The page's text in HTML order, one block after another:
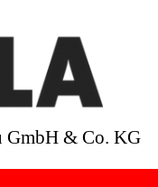
GmbH & Co. KG